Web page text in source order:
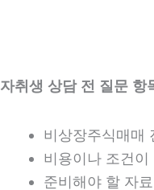
자취생 상담 전 질문
비상장주식매매
비용이나 조건
준비해야 할 자